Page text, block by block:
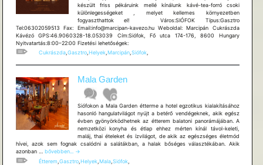
készült friss pékáruink mellé kínálunk kávé-tea-forró csoki
különlegességeket , melyet kellemes környezetben
fogyaszthattok el! Város:SIÓFOK Típus:Gasztro
Tel:06302059513 Fax: Email:info@marcipan-kavezo.hu Weboldal: Marcipán Cukrászda
Kávézó GPS:46.9060328-18.053039 Cím:Siófok, Fő utca 174-176, 8600 Hungary
Nyitvatartás:8:00–22:00 Fizetési lehetőségek:
Cukrászda,Gasztro,Helyek,Marcipán,Siófok,
Mala Garden
Siófokon a Mala Garden étterme a hotel egzotikus kialakításához
hasonló hangulatvilágot nyújt a betérő vendégeknek, akik egész
évben gyönyörködhetnek az étterem balatoni panorámájában. A
nemzetközi konyha és étlap ehhez mérten kínál távol-keleti,
maláj, thai ételeket és ízvilágot, de akik az egészséges életmód
hívei, azok sem fognak csalódni a salátákban, a halak bőséges választékában. Akik
azonban … Mala
Garden
bővebben...
→
Étterem Gasztro, Helyek, Mala, Siófok,